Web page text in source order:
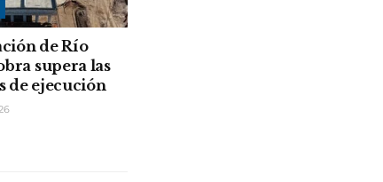
de Río
supera las
de ejecución